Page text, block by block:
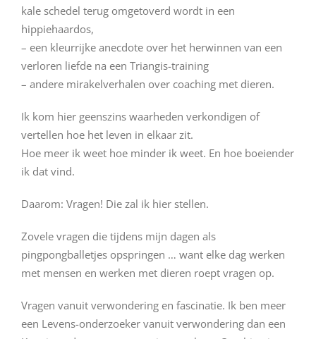
kale schedel terug omgetoverd wordt in een
hippiehaardos,
– een kleurrijke anecdote over het herwinnen van een
verloren liefde na een Triangis-training
– andere mirakelverhalen over coaching met dieren.
Ik kom hier geenszins waarheden verkondigen of
vertellen hoe het leven in elkaar zit.
Hoe meer ik weet hoe minder ik weet. En hoe boeiender
ik dat vind.
Daarom: Vragen! Die zal ik hier stellen.
Zovele vragen die tijdens mijn dagen als
pingpongballetjes opspringen … want elke dag werken
met mensen en werken met dieren roept vragen op.
Vragen vanuit verwondering en fascinatie. Ik ben meer
een Levens-onderzoeker vanuit verwondering dan een